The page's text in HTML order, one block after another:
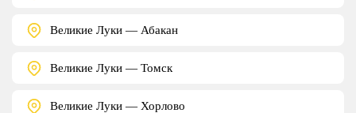
Великие Луки — Абакан
Великие Луки — Томск
Великие Луки — Хорлово